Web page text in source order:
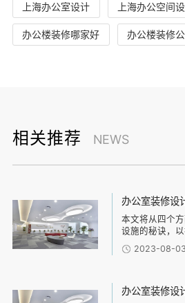
上海办公室设计 上海办公空间
办公楼装修哪家好 办公楼装修
相关推荐 NEWS
本文将从四个
设施的秘诀，
们将探讨办公
区域、休息区
2023-08-03